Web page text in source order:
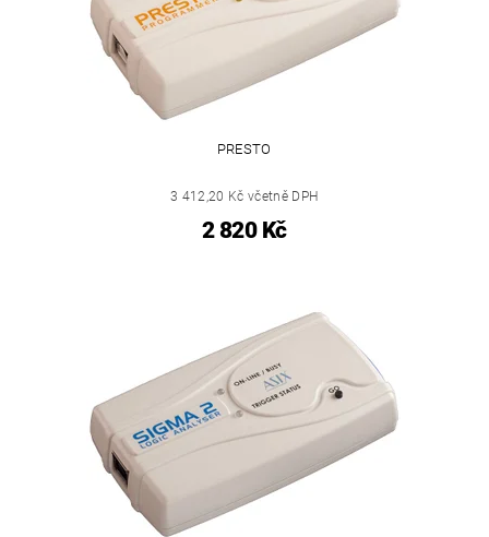
PRESTO
3 412,20 Kč včetně DPH
2 820 Kč